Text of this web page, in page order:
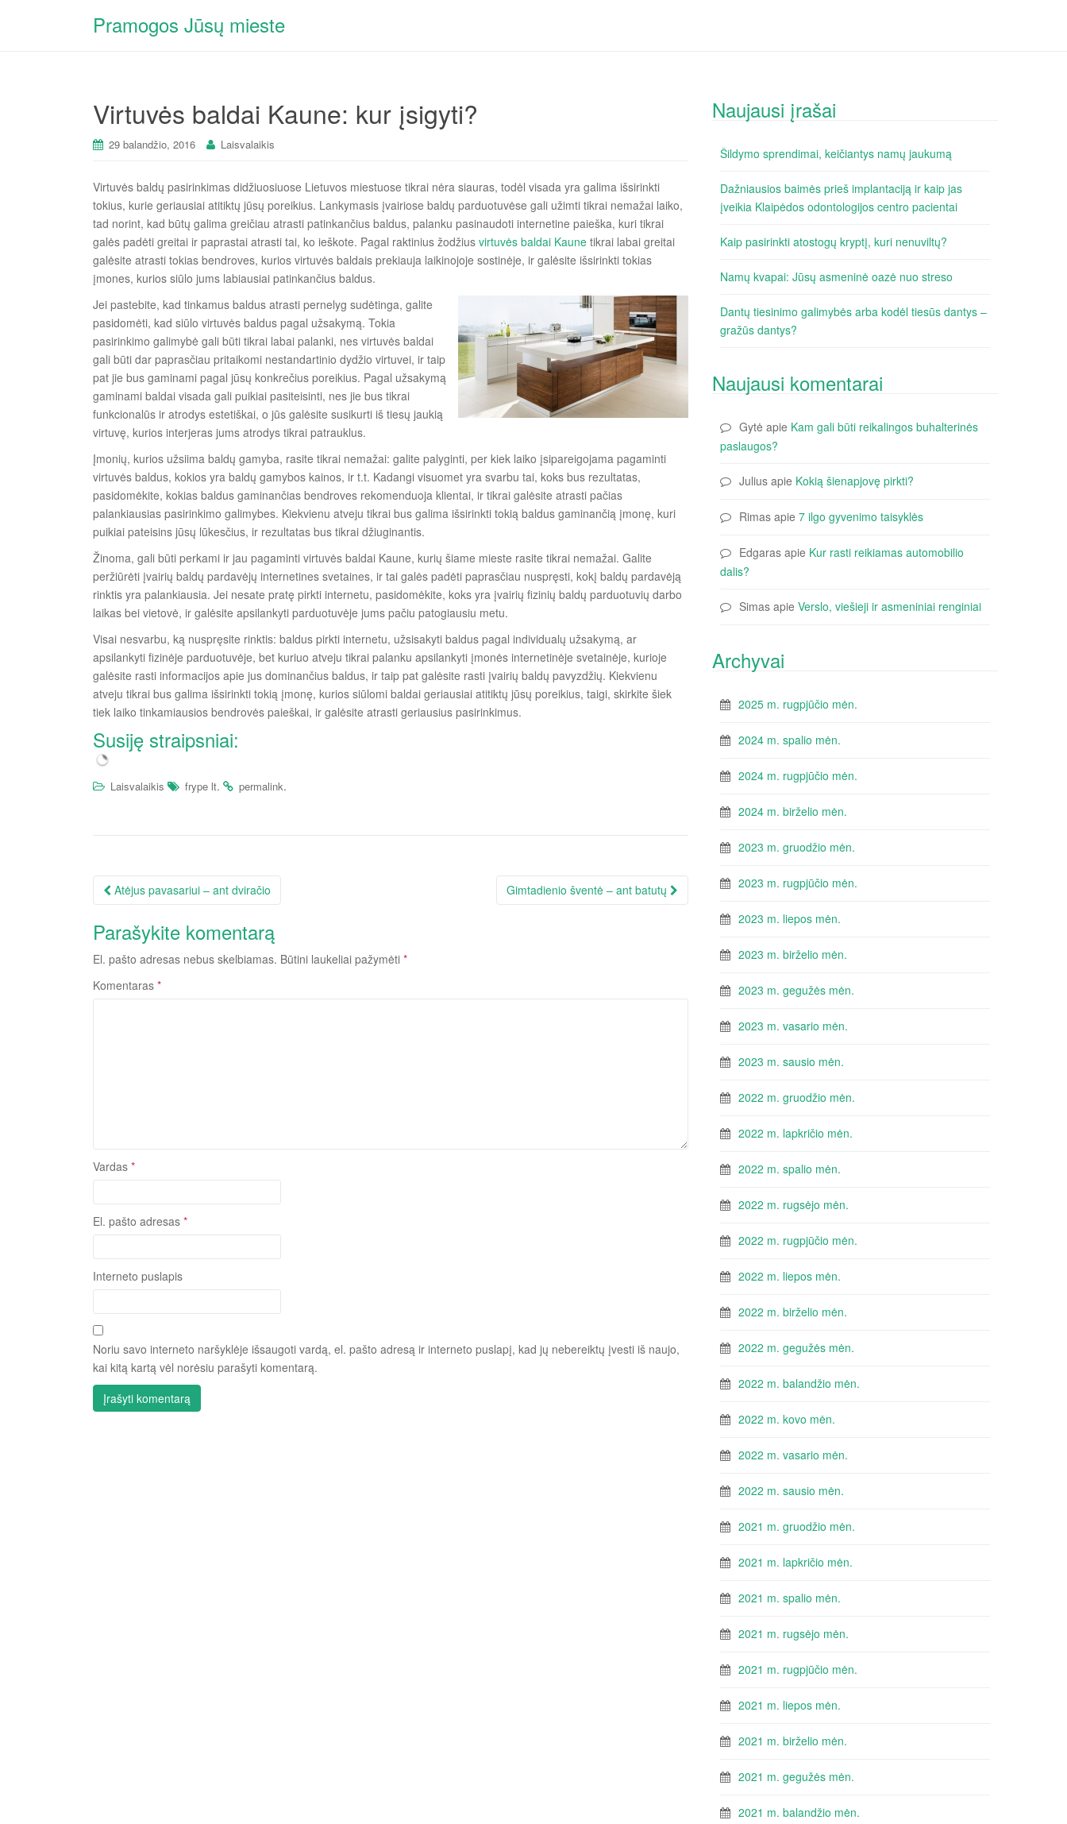
Pramogos Jūsų mieste
Virtuvės baldai Kaune: kur įsigyti?
29 balandžio, 2016 Laisvalaikis
Virtuvės baldų pasirinkimas didžiuosiuose Lietuvos miestuose tikrai nėra siauras, todėl visada yra galima išsirinkti
tokius, kurie geriausiai atitiktų jūsų poreikius. Lankymasis įvairiose baldų parduotuvėse gali užimti tikrai nemažai laiko,
tad norint, kad būtų galima greičiau atrasti patinkančius baldus, palanku pasinaudoti internetine paieška, kuri tikrai
galės padėti greitai ir paprastai atrasti tai, ko ieškote. Pagal raktinius žodžius virtuvės baldai Kaune tikrai labai greitai
galėsite atrasti tokias bendroves, kurios virtuvės baldais prekiauja laikinojoje sostinėje, ir galėsite išsirinkti tokias
įmones, kurios siūlo jums labiausiai patinkančius baldus.
Jei pastebite, kad tinkamus baldus atrasti pernelyg sudėtinga, galite
pasidomėti, kad siūlo virtuvės baldus pagal užsakymą. Tokia
pasirinkimo galimybė gali būti tikrai labai palanki, nes virtuvės baldai
gali būti dar paprasčiau pritaikomi nestandartinio dydžio virtuvei, ir taip
pat jie bus gaminami pagal jūsų konkrečius poreikius. Pagal užsakymą
gaminami baldai visada gali puikiai pasiteisinti, nes jie bus tikrai
funkcionalūs ir atrodys estetiškai, o jūs galėsite susikurti iš tiesų jaukią
virtuvę, kurios interjeras jums atrodys tikrai patrauklus.
Įmonių, kurios užsiima baldų gamyba, rasite tikrai nemažai: galite palyginti, per kiek laiko įsipareigojama pagaminti
virtuvės baldus, kokios yra baldų gamybos kainos, ir t.t. Kadangi visuomet yra svarbu tai, koks bus rezultatas,
pasidomėkite, kokias baldus gaminančias bendroves rekomenduoja klientai, ir tikrai galėsite atrasti pačias
palankiausias pasirinkimo galimybes. Kiekvienu atveju tikrai bus galima išsirinkti tokią baldus gaminančią įmonę, kuri
puikiai pateisins jūsų lūkesčius, ir rezultatas bus tikrai džiuginantis.
Žinoma, gali būti perkami ir jau pagaminti virtuvės baldai Kaune, kurių šiame mieste rasite tikrai nemažai. Galite
peržiūrėti įvairių baldų pardavėjų internetines svetaines, ir tai galės padėti paprasčiau nuspręsti, kokį baldų pardavėją
rinktis yra palankiausia. Jei nesate pratę pirkti internetu, pasidomėkite, koks yra įvairių fizinių baldų parduotuvių darbo
laikas bei vietovė, ir galėsite apsilankyti parduotuvėje jums pačiu patogiausiu metu.
Visai nesvarbu, ką nuspręsite rinktis: baldus pirkti internetu, užsisakyti baldus pagal individualų užsakymą, ar
apsilankyti fizinėje parduotuvėje, bet kuriuo atveju tikrai palanku apsilankyti įmonės internetinėje svetainėje, kurioje
galėsite rasti informacijos apie jus dominančius baldus, ir taip pat galėsite rasti įvairių baldų pavyzdžių. Kiekvienu
atveju tikrai bus galima išsirinkti tokią įmonę, kurios siūlomi baldai geriausiai atitiktų jūsų poreikius, taigi, skirkite šiek
tiek laiko tinkamiausios bendrovės paieškai, ir galėsite atrasti geriausius pasirinkimus.
Susiję straipsniai:
Autom
obilių
supirki
Kaune
: kaip
tai
vyksta
ir
kodėl
tai
Laisvalaikis frype lt. permalink.
Įrašo
navigacija
Atėjus pavasariui – ant dviračio Gimtadienio šventė – ant batutų
Parašykite komentarą
El. pašto adresas nebus skelbiamas. Būtini laukeliai pažymėti *
Komentaras *
Vardas *
El. pašto adresas *
Interneto puslapis
Noriu savo interneto naršyklėje išsaugoti vardą, el. pašto adresą ir interneto puslapį, kad jų nebereiktų įvesti iš naujo,
kai kitą kartą vėl norėsiu parašyti komentarą.
Naujausi įrašai
Šildymo sprendimai, keičiantys namų jaukumą
Dažniausios baimės prieš implantaciją ir kaip jas
įveikia Klaipėdos odontologijos centro pacientai
Kaip pasirinkti atostogų kryptį, kuri nenuviltų?
Namų kvapai: Jūsų asmeninė oazė nuo streso
Dantų tiesinimo galimybės arba kodėl tiesūs dantys –
gražūs dantys?
Naujausi komentarai
Gytė apie Kam gali būti reikalingos buhalterinės
paslaugos?
Julius apie Kokią šienapjovę pirkti?
Rimas apie 7 ilgo gyvenimo taisyklės
Edgaras apie Kur rasti reikiamas automobilio
dalis?
Simas apie Verslo, viešieji ir asmeniniai renginiai
Archyvai
2025 m. rugpjūčio mėn.
2024 m. spalio mėn.
2024 m. rugpjūčio mėn.
2024 m. birželio mėn.
2023 m. gruodžio mėn.
2023 m. rugpjūčio mėn.
2023 m. liepos mėn.
2023 m. birželio mėn.
2023 m. gegužės mėn.
2023 m. vasario mėn.
2023 m. sausio mėn.
2022 m. gruodžio mėn.
2022 m. lapkričio mėn.
2022 m. spalio mėn.
2022 m. rugsėjo mėn.
2022 m. rugpjūčio mėn.
2022 m. liepos mėn.
2022 m. birželio mėn.
2022 m. gegužės mėn.
2022 m. balandžio mėn.
2022 m. kovo mėn.
2022 m. vasario mėn.
2022 m. sausio mėn.
2021 m. gruodžio mėn.
2021 m. lapkričio mėn.
2021 m. spalio mėn.
2021 m. rugsėjo mėn.
2021 m. rugpjūčio mėn.
2021 m. liepos mėn.
2021 m. birželio mėn.
2021 m. gegužės mėn.
2021 m. balandžio mėn.